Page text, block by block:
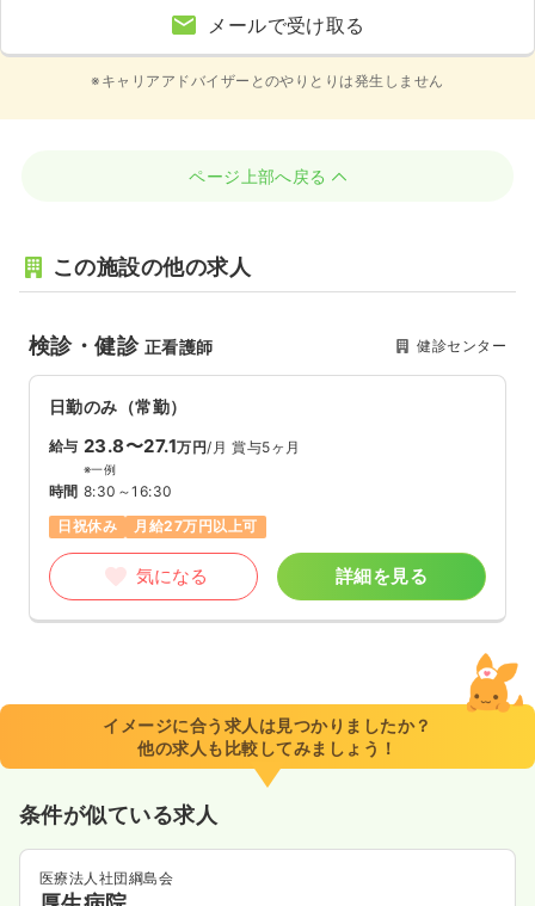
メールで受け取る
※キャリアアドバイザーとのやりとりは発生しません
ページ上部へ戻る
この施設の他の求人
検診・健診 正看護師 健診センター
日勤のみ（常勤）
給与 23.8〜27.1万円/月 賞与5ヶ月
※一例
時間 8:30～16:30
日祝休み
月給27万円以上可
気になる 詳細を見る
イメージに合う求人は見つかりましたか？
他の求人も比較してみましょう！
条件が似ている求人
医療法人社団綱島会